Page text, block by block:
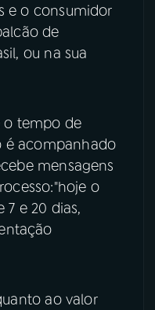
e o consumidor
de
ou na sua
o tempo de
é acompanhado
mensagens
o
e 20 dias,
ao valor